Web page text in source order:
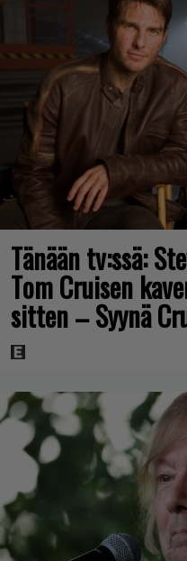
Tänään tv:ssä:
Tom Cruisen
sitten – Syynä